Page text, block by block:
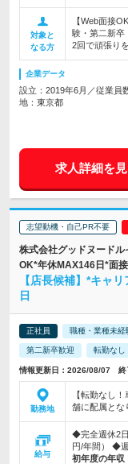
対象と
なる方
【Web面接
験・第二新
2回で頑張り
企業データ
設立：2019年6月／従業員
地：東京都
求人詳細を
志望動機・自己PR不要
株式会社グッドヌード
OK*年休MAX146日*面
【店長候補】*キャ
日
正社員 職種・業種未経
第二新卒歓迎 転勤なし
情報更新日：2026/08/07 終
勤務地
【転勤なし
舗に配属とな
給与
◆完全週休2
円/年間） ◆
初年度の年収